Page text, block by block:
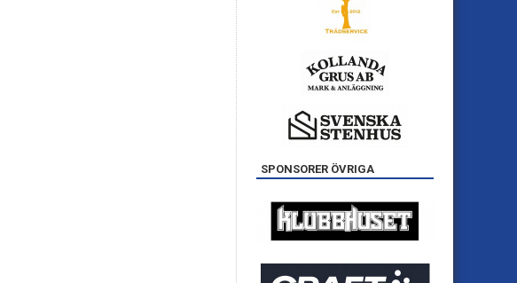
SPONSORER ÖVRIGA